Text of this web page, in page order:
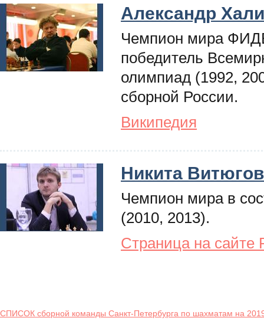
Александр
Чемпион мира
победитель
олимпиад (1992,
сборной России.
Википедия
Никита Витюгов
Чемпион мира в
(2010, 2013).
Страница на
СПИСОК сборной команды Санкт-Петербурга по шахматам на